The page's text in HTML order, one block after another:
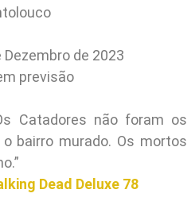
Dezembro de 2023
previsão
Catadores não foram os
bairro murado. Os mortos
Dead Deluxe 78